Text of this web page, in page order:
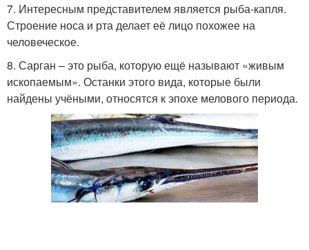
7. Интересным представителем является рыба-капля.
Строение носа и рта делает её лицо похожее на
человеческое.
8. Сарган – это рыба, которую ещё называют «живым
ископаемым». Останки этого вида, которые были
найдены учёными, относятся к эпохе мелового периода.